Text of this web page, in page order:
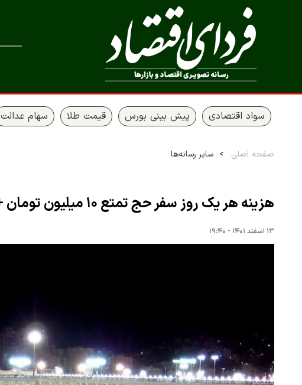
سواد اقتصادی پیش بینی بورس قیمت طلا سهام عدالت
صفحه اصلی سایر رسانه‌ها
هزینه هر یک روز سفر حج تمتع ۱۰ میلیون تومان + جزئیات
۱۳ اسفند ۱۴۰۱ - ۱۹:۴۰